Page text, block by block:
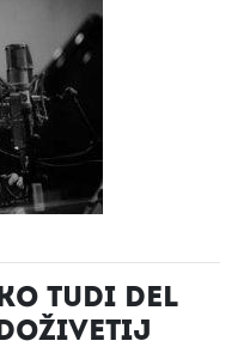
TUDI DEL